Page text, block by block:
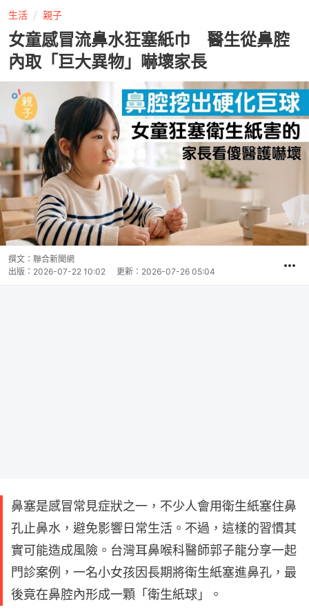
生活 親子
女童感冒流鼻水狂塞紙巾 醫生從鼻腔
內取「巨大異物」嚇壞家長
撰文： 聯合新聞網
出版： 2026-07-22 10:02 更新： 2026-07-26 05:04
鼻塞是感冒常見症狀之一，不少人會用衛生紙塞住鼻
孔止鼻水，避免影響日常生活。不過，這樣的習慣其
實可能造成風險。台灣耳鼻喉科醫師郭子龍分享一起
門診案例，一名小女孩因長期將衛生紙塞進鼻孔，最
後竟在鼻腔內形成一顆「衛生紙球」。